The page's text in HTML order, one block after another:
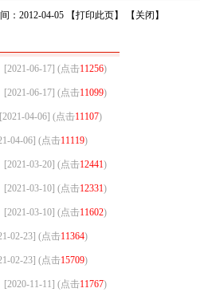
：2012-04-05 【打印此页】 【 关闭 】
[2021-06-17] (点击11256)
[2021-06-17] (点击11099)
[2021-04-06] (点击11107)
04-06] (点击11119)
[2021-03-20] (点击12441)
[2021-03-10] (点击12331)
[2021-03-10] (点击11602)
02-23] (点击11364)
02-23] (点击15709)
[2020-11-11] (点击11767)